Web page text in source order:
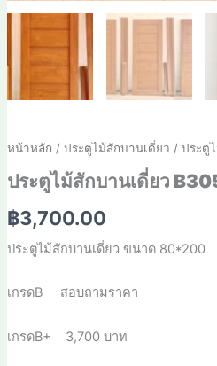
หน้าหลัก / ประตูไม้สักบานเดี่ยว / ประตู
ประตูไม้สักบานเดี่ยว
฿3,700.00
ประตูไม้สักบานเดี่ยว ขนาด 80*200
เกรดB สอบถามราคา
เกรดB+ 3,700 บาท